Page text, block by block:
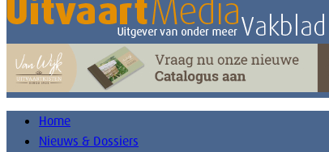
Home
Nieuws & Dossiers